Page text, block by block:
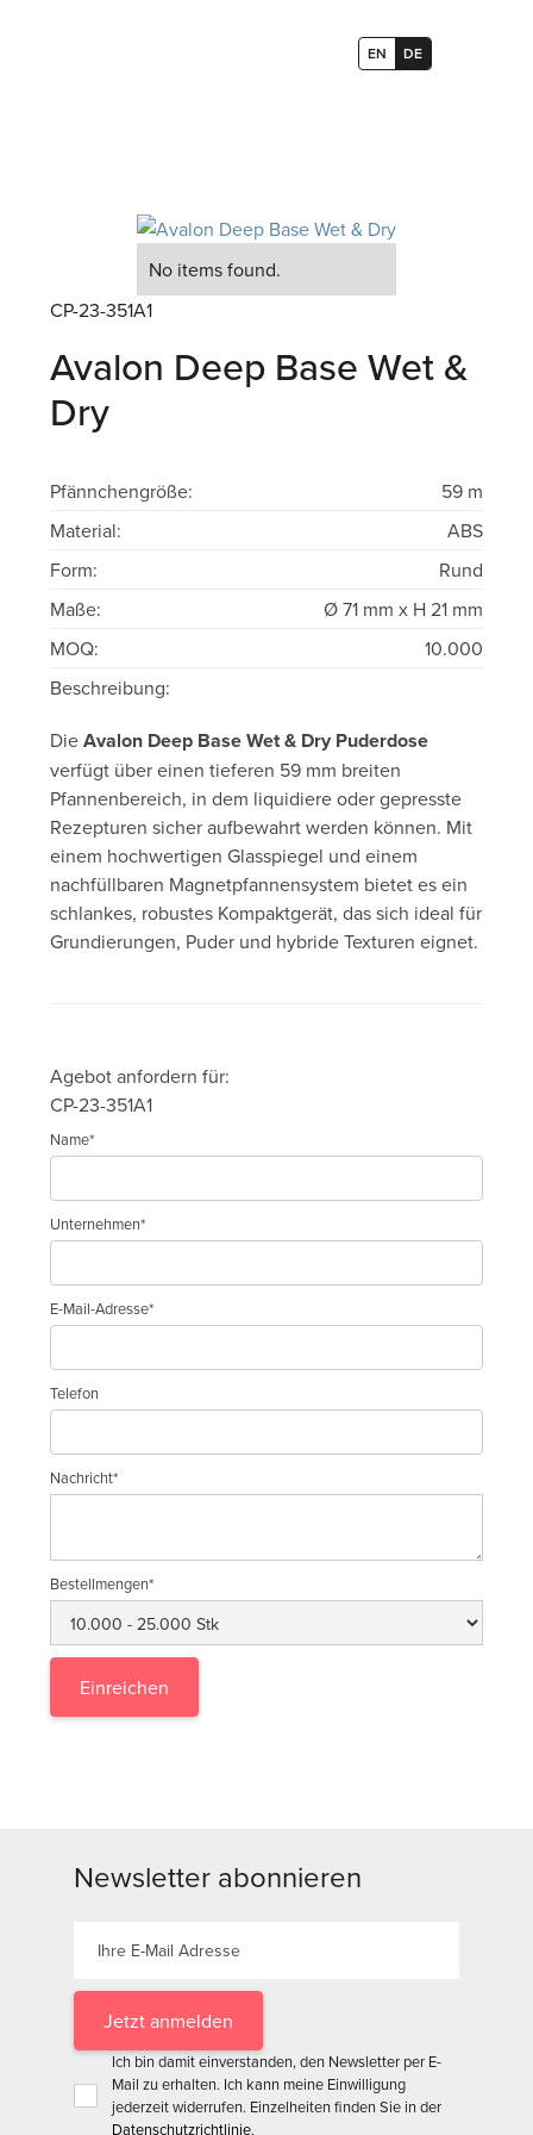
EN DE
No items found.
CP-23-351A1
Avalon Deep Base Wet &
Dry
Pfännchengröße:
59 m
Material:
ABS
Form:
Rund
Maße:
Ø 71 mm x H 21 mm
MOQ:
10.000
Beschreibung:
DieAvalon Deep Base Wet & Dry Puderdose
verfügt über einen tieferen 59 mm breiten
Pfannenbereich, in dem liquidiere oder gepresste
Rezepturen sicher aufbewahrt werden können. Mit
einem hochwertigen Glasspiegel und einem
nachfüllbaren Magnetpfannensystem bietet es ein
schlankes, robustes Kompaktgerät, das sich ideal für
Grundierungen, Puder und hybride Texturen eignet.
Agebot anfordern für:
CP-23-351A1
Name*
Unternehmen*
E-Mail-Adresse*
Telefon
Nachricht*
Bestellmengen*
Newsletter abonnieren
Ich bin damit einverstanden, den Newsletter per E-
Mail zu erhalten. Ich kann meine Einwilligung
jederzeit widerrufen. Einzelheiten finden Sie in der
Datenschutzrichtlinie.